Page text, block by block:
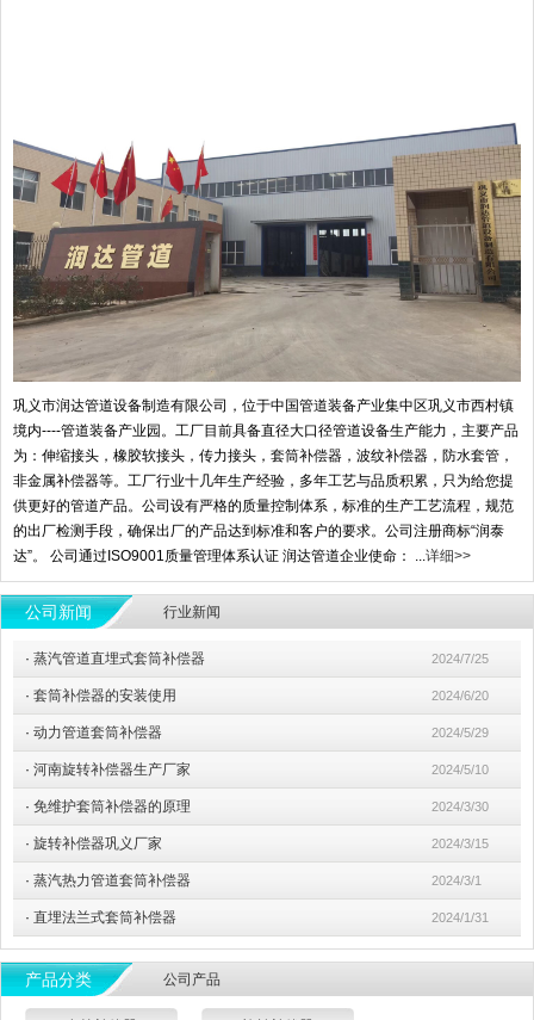
巩义市润达管道设备制造有限公司，位于中国管道装备产业集中区巩义市西村镇
境内----管道装备产业园。工厂目前具备直径大口径管道设备生产能力，主要产品
为：伸缩接头，橡胶软接头，传力接头，套筒补偿器，波纹补偿器，防水套管，
非金属补偿器等。工厂行业十几年生产经验，多年工艺与品质积累，只为给您提
供更好的管道产品。公司设有严格的质量控制体系，标准的生产工艺流程，规范
的出厂检测手段，确保出厂的产品达到标准和客户的要求。公司注册商标“润泰
达”。 公司通过ISO9001质量管理体系认证 润达管道企业使命： ... 详细>>
公司新闻 行业新闻
· 蒸汽管道直埋式套筒补偿器 2024/7/25
· 套筒补偿器的安装使用 2024/6/20
· 动力管道套筒补偿器 2024/5/29
· 河南旋转补偿器生产厂家 2024/5/10
· 免维护套筒补偿器的原理 2024/3/30
· 旋转补偿器巩义厂家 2024/3/15
· 蒸汽热力管道套筒补偿器 2024/3/1
· 直埋法兰式套筒补偿器 2024/1/31
产品分类 公司产品